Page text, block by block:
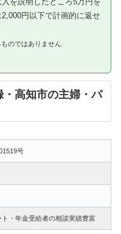
円以下で計画的に返せ
のではありません
高知市の主婦・パ
号
・年金受給者の相談実績豊富